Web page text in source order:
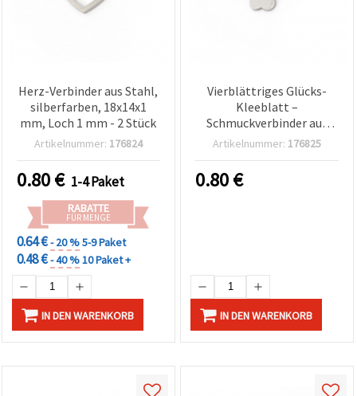
Herz-Verbinder aus Stahl,
silberfarben, 18x14x1
mm, Loch 1 mm - 2 Stück
Artikelnummer: 176824
0.80€ 1-4 Paket
RABATTE
FÜR MENGE
0.64 €- 20 %5-9 Paket
0.48 €- 40 %10 Paket +
IN DEN WARENKORB
Vierblättriges Glücks-
Kleeblatt –
Schmuckverbinder aus
Stahl, silberfarben, 18,5 x
2er-Set – perfekt für DIY-
Armbänder, Ketten &
Artikelnummer: 176825
0.80€
IN DEN WARENKORB